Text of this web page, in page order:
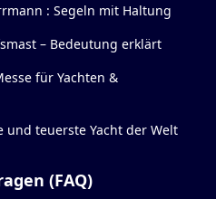
: Segeln mit Haltung
– Bedeutung erklärt
für Yachten &
und teuerste Yacht der Welt
(FAQ)